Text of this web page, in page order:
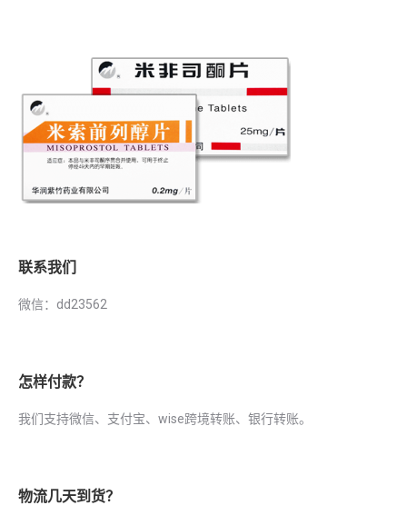
联系我们
微信：dd23562
怎样付款？
我们支持微信、支付宝、wise跨境转账、银行转账。
物流几天到货？